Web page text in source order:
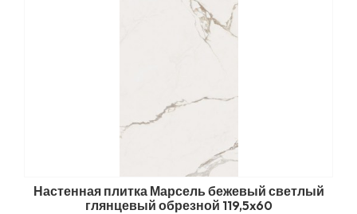
Настенная плитка Марсель бежевый светлый
глянцевый обрезной 119,5x60